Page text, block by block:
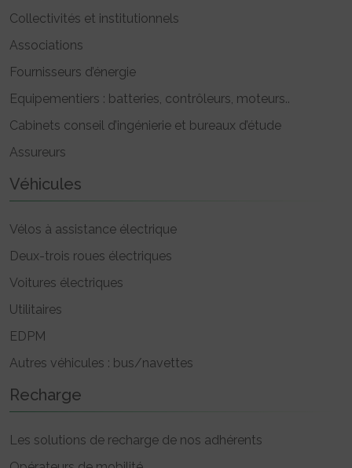
Collectivités et institutionnels
Associations
Fournisseurs d’énergie
Equipementiers : batteries, contrôleurs, moteurs..
Cabinets conseil d’ingénierie et bureaux d’étude
Assureurs
Véhicules
Vélos à assistance électrique
Deux-trois roues électriques
Voitures électriques
Utilitaires
EDPM
Autres véhicules : bus/navettes
Recharge
Les solutions de recharge de nos adhérents